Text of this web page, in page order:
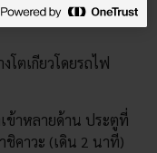
โตเกียวโดยรถไฟ
ข้าหลายด้าน ประตูที่
คาวะ (เดิน 2 นาที)